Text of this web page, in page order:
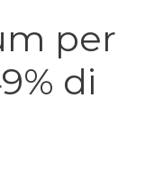
per
di